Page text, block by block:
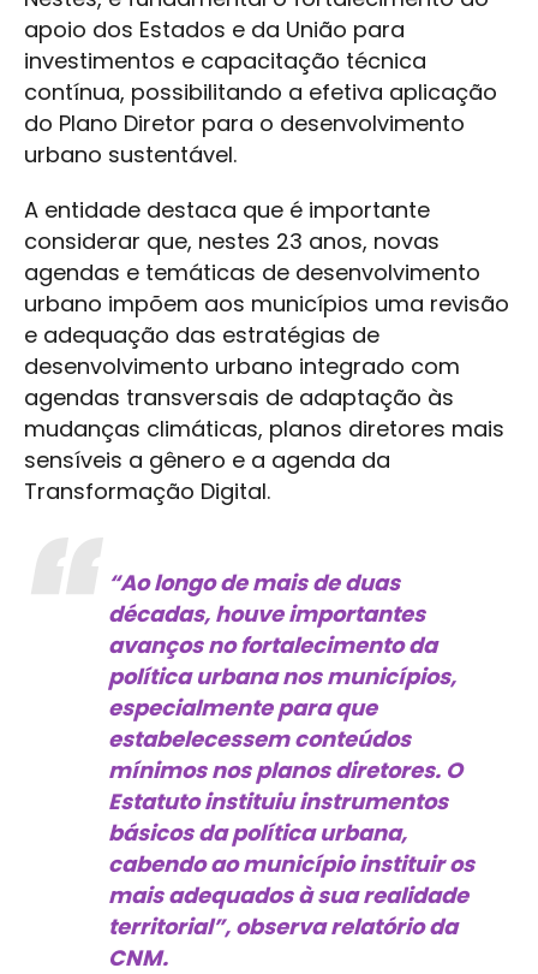
apoio dos Estados e da União para
investimentos e capacitação técnica
contínua, possibilitando a efetiva aplicação
do Plano Diretor para o desenvolvimento
urbano sustentável.
A entidade destaca que é importante
considerar que, nestes 23 anos, novas
agendas e temáticas de desenvolvimento
urbano impõem aos municípios uma revisão
e adequação das estratégias de
desenvolvimento urbano integrado com
agendas transversais de adaptação às
mudanças climáticas, planos diretores mais
sensíveis a gênero e a agenda da
Transformação Digital.
“Ao longo de mais de duas
décadas, houve importantes
avanços no fortalecimento da
política urbana nos municípios,
especialmente para que
estabelecessem conteúdos
mínimos nos planos diretores. O
Estatuto instituiu instrumentos
básicos da política urbana,
cabendo ao município instituir os
mais adequados à sua realidade
territorial”, observa relatório da
CNM.